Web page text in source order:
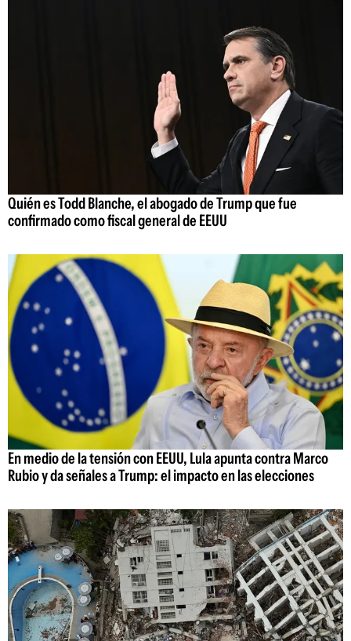
Quién es Todd Blanche, el abogado de Trump que fue
confirmado como fiscal general de EEUU
En medio de la tensión con EEUU, Lula apunta contra Marco
Rubio y da señales a Trump: el impacto en las elecciones